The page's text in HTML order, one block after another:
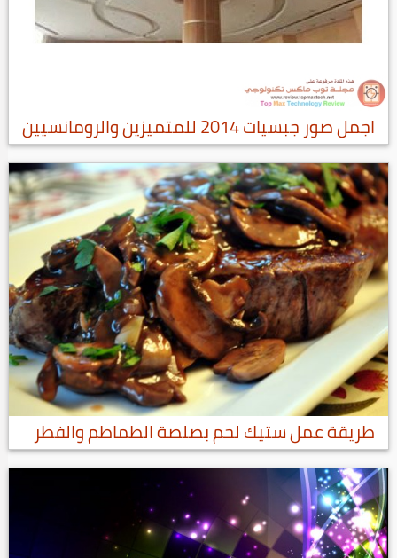
اجمل صور جبسيات 2014 للمتميزين والرومانسيين
‏‫طريقة عمل ستيك لحم بصلصة الطماطم والفطر